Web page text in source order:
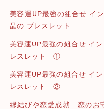
美容運UP最強の組合せ イ
晶の ブレスレット
美容運UP最強の組合せ イ
レスレット ①
美容運UP最強の組合せ イ
レスレット ②
縁結びや恋愛成就 恋のお